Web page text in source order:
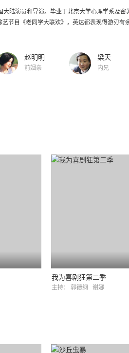
陆演员和导演。毕业于北京大学心理学系及
节目《老同学大联欢》，英达都表现得游刃有
赵明明
前姻亲
梁天
内兄
我为喜剧狂第二季
主持： 郭德纲 谢娜